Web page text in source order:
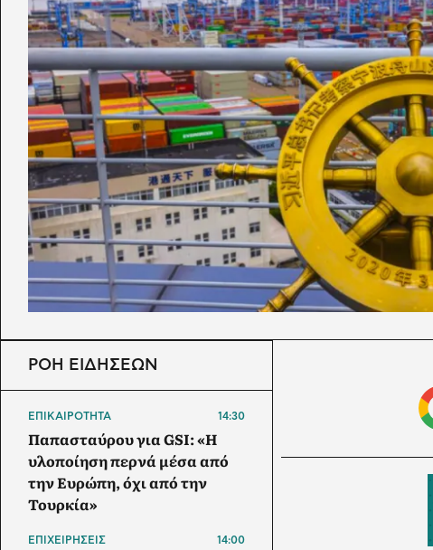
ΡΟΗ ΕΙΔΗΣΕΩΝ
ΕΠΙΚΑΙΡΟΤΗΤΑ 14:30
Παπασταύρου για GSI: «Η
υλοποίηση περνά μέσα από
την Ευρώπη, όχι από την
Τουρκία»
ΕΠΙΧΕΙΡΗΣΕΙΣ 14:00